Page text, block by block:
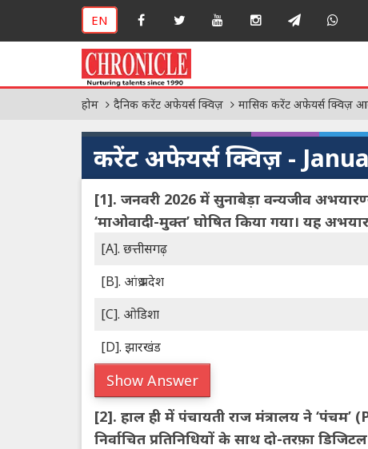
EN
होम दैनिक करेंट अफेयर्स क्विज़ मासिक करेंट अफेयर्स क्विज़
करेंट अफेयर्स क्विज़ -
[1]. जनवरी 2026 में सुनाबेड़ा वन्यजीव
‘माओवादी-मुक्त’ घोषित किया गया। यह
[A]. छत्तीसगढ़
[B]. आंध्र प्रदेश
[C]. ओडिशा
[D]. झारखंड
Show Answer
[2]. हाल ही में पंचायती राज मंत्रालय ने
निर्वाचित प्रतिनिधियों के साथ दो-तरफ़ा